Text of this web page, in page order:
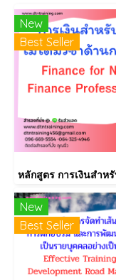
New
Best Seller
New
Best Seller